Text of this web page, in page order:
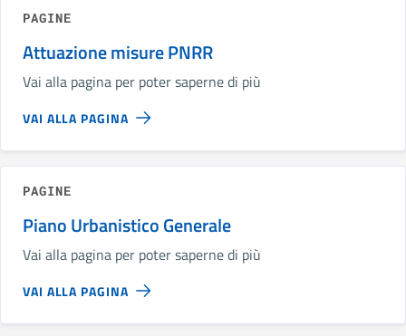
PAGINE
Attuazione misure PNRR
Vai alla pagina per poter saperne di più
VAI ALLA PAGINA
PAGINE
Piano Urbanistico Generale
Vai alla pagina per poter saperne di più
VAI ALLA PAGINA